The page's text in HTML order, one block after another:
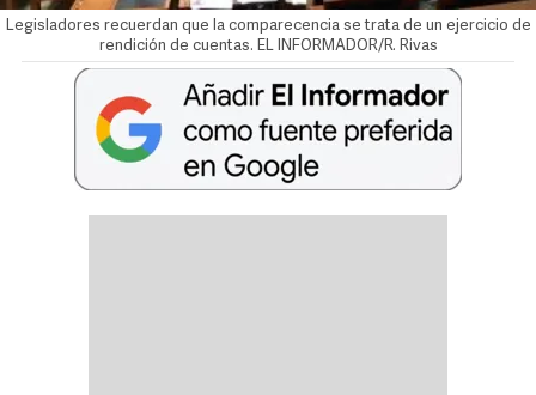
Legisladores recuerdan que la comparecencia se trata de un ejercicio de
rendición de cuentas. EL INFORMADOR/R. Rivas